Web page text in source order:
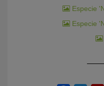
Especie
Especie